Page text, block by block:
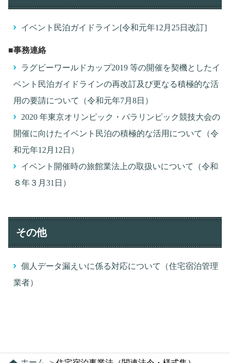
イベント民泊ガイドライン[令和元年12月25日改訂]
■事務連絡
ラグビーワールドカップ2019 等の開催を契機としたイ
ベント民泊ガイドラインの再改訂及び更なる積極的な活
用の要請について（令和元年7月8日）
2020 年東京オリンピック・パラリンピック競技大会の
開催に向けたイベント民泊の積極的な活用について（令
和元年12月12日）
イベント開催時の旅館業法上の取扱いについて（令和
８年３月31日）
その他
個人データ漏えいに係る対応について（住宅宿泊管理
業者）